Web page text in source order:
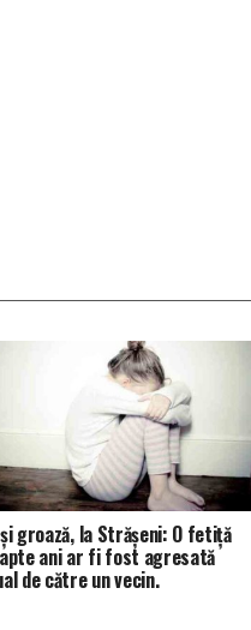
groază, la Strășeni: O fetiță
ani ar fi fost agresată
de către un vecin.